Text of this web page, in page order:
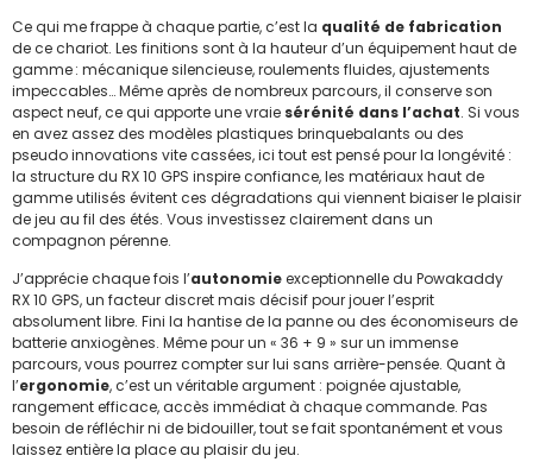
Ce qui me frappe à chaque partie, c’est la qualité de fabrication
de ce chariot. Les finitions sont à la hauteur d’un équipement haut de
gamme : mécanique silencieuse, roulements fluides, ajustements
impeccables… Même après de nombreux parcours, il conserve son
aspect neuf, ce qui apporte une vraie sérénité dans l’achat. Si vous
en avez assez des modèles plastiques brinquebalants ou des
pseudo innovations vite cassées, ici tout est pensé pour la longévité :
la structure du RX 10 GPS inspire confiance, les matériaux haut de
gamme utilisés évitent ces dégradations qui viennent biaiser le plaisir
de jeu au fil des étés. Vous investissez clairement dans un
compagnon pérenne.
J’apprécie chaque fois l’autonomieexceptionnelle du Powakaddy
RX 10 GPS, un facteur discret mais décisif pour jouer l’esprit
absolument libre. Fini la hantise de la panne ou des économiseurs de
batterie anxiogènes. Même pour un « 36 + 9 » sur un immense
parcours, vous pourrez compter sur lui sans arrière-pensée. Quant à
l’ergonomie, c’est un véritable argument : poignée ajustable,
rangement efficace, accès immédiat à chaque commande. Pas
besoin de réfléchir ni de bidouiller, tout se fait spontanément et vous
laissez entière la place au plaisir du jeu.